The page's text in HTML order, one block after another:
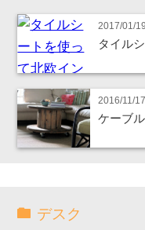
2017/01/19
タイル
2016/11/17
ケーブ
デスク